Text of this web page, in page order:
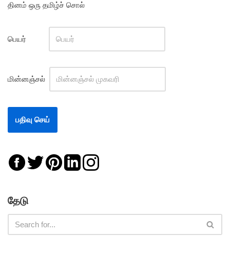
தினம் ஒரு தமிழ்ச் சொல்
பெயர்
மின்னஞ்சல்
தேடு